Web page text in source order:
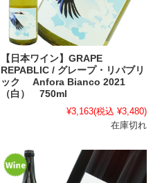
【日本ワイン】GRAPE
REPABLIC / グレープ・リパブリ
ック Anfora Bianco 2021
（白） 750ml
¥3,163(税込 ¥3,480)
在庫切れ